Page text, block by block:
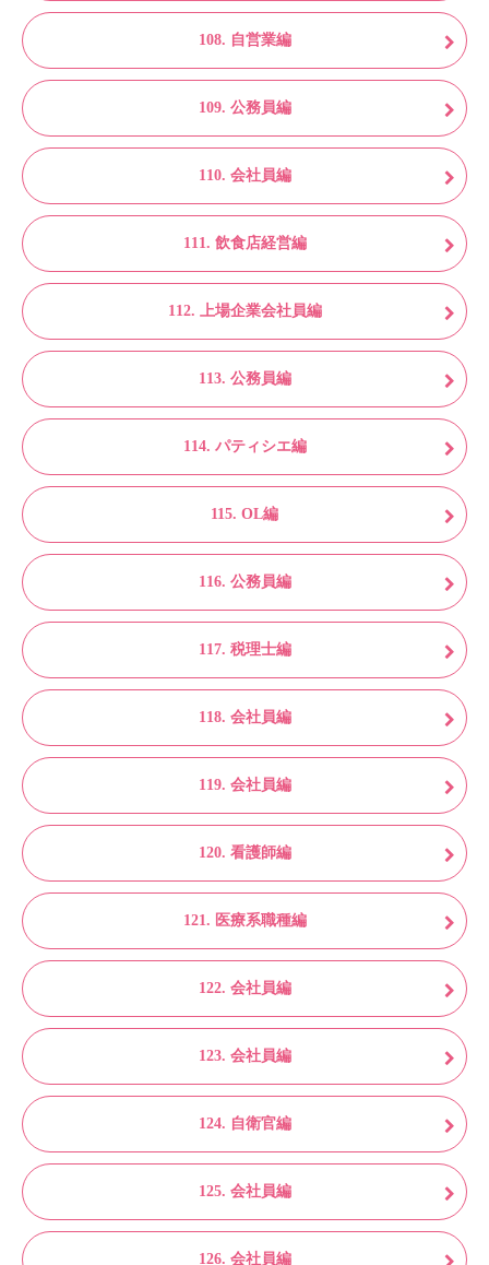
108. 自営業編
109. 公務員編
110. 会社員編
111. 飲食店経営編
112. 上場企業会社員編
113. 公務員編
114. パティシエ編
115. OL編
116. 公務員編
117. 税理士編
118. 会社員編
119. 会社員編
120. 看護師編
121. 医療系職種編
122. 会社員編
123. 会社員編
124. 自衛官編
125. 会社員編
126. 会社員編